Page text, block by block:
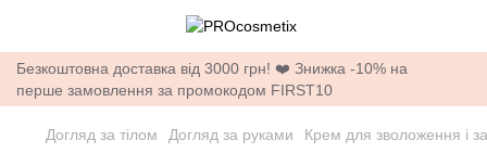
Безкоштовна доставка від 3000 грн! ❤️ Знижка -10% на
перше замовлення за промокодом FIRST10
Догляд за тілом Догляд за руками Крем для зволоження і